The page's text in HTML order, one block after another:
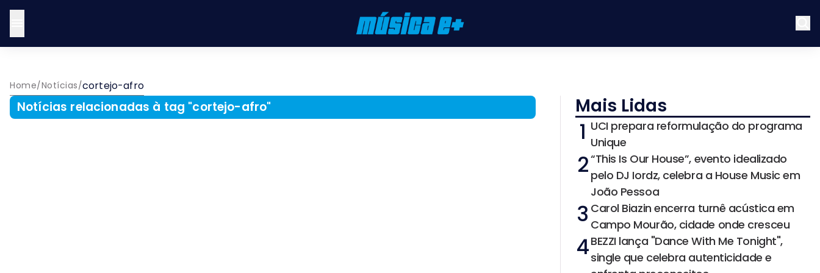
Home/Notícias/cortejo-afro
Notícias relacionadas à tag "cortejo-afro" Mais Lidas
1 UCI prepara reformulação do programa
Unique
2“This Is Our House”, evento idealizado
pelo DJ Iordz, celebra a House Music em
João Pessoa
3 Carol Biazin encerra turnê acústica em
Campo Mourão, cidade onde cresceu
4BEZZI lança "Dance With Me Tonight",
single que celebra autenticidade e